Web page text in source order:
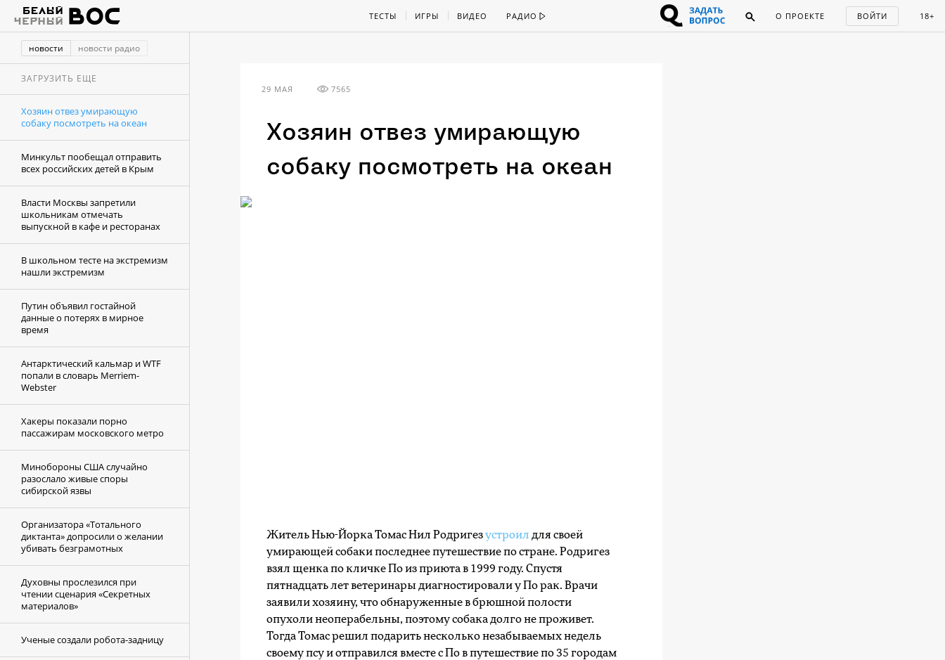
ТЕСТЫ ИГРЫ ВИДЕО РАДИО О ПРОЕКТЕ ВОЙТИ 18+
новости новости радио
ЗАГРУЗИТЬ ЕЩЕ
Хозяин отвез умирающую
собаку посмотреть на океан
Минкульт пообещал отправить
всех российских детей в Крым
Власти Москвы запретили
школьникам отмечать
выпускной в кафе и ресторанах
В школьном тесте на экстремизм
нашли экстремизм
Путин объявил гостайной
данные о потерях в мирное
время
Антарктический кальмар и WTF
попали в словарь Merriem-
Webster
Хакеры показали порно
пассажирам московского метро
Минобороны США случайно
разослало живые споры
сибирской язвы
Организатора «Тотального
диктанта» допросили о желании
убивать безграмотных
Духовны прослезился при
чтении сценария «Секретных
материалов»
Ученые создали робота-задницу
29 МАЯ 7565
Хозяин отвез умирающую
собаку посмотреть на океан
Житель Нью-Йорка Томас Нил Родригезустроил для своей
умирающей собаки последнее путешествие по стране. Родригез
взял щенка по кличке По из приюта в 1999 году. Спустя
пятнадцать лет ветеринары диагностировали у По рак. Врачи
заявили хозяину, что обнаруженные в брюшной полости
опухоли неоперабельны, поэтому собака долго не проживет.
Тогда Томас решил подарить несколько незабываемых недель
своему псу и отправился вместе с По в путешествие по 35 городам